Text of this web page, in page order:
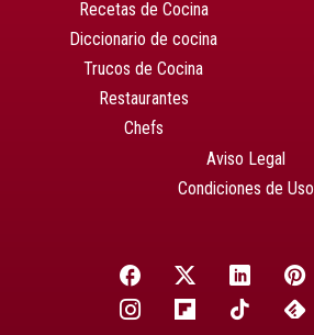
Recetas de Cocina
Diccionario de cocina
Trucos de Cocina
Restaurantes
Chefs
Aviso Legal
Condiciones de Uso